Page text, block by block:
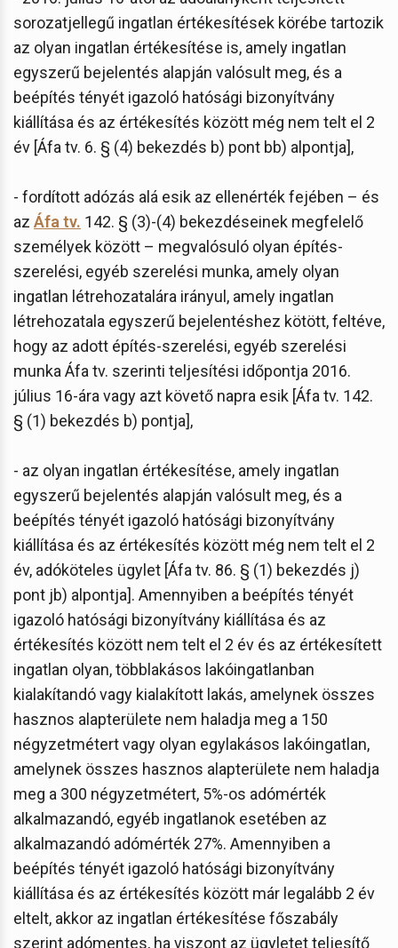
sorozatjellegű ingatlan értékesítések körébe tartozik
az olyan ingatlan értékesítése is, amely ingatlan
egyszerű bejelentés alapján valósult meg, és a
beépítés tényét igazoló hatósági bizonyítvány
kiállítása és az értékesítés között még nem telt el 2
év [Áfa tv. 6. § (4) bekezdés b) pont bb) alpontja],
- fordított adózás alá esik az ellenérték fejében – és
az Áfa tv. 142. § (3)-(4) bekezdéseinek megfelelő
személyek között – megvalósuló olyan építés-
szerelési, egyéb szerelési munka, amely olyan
ingatlan létrehozatalára irányul, amely ingatlan
létrehozatala egyszerű bejelentéshez kötött, feltéve,
hogy az adott építés-szerelési, egyéb szerelési
munka Áfa tv. szerinti teljesítési időpontja 2016.
július 16-ára vagy azt követő napra esik [Áfa tv. 142.
§ (1) bekezdés b) pontja],
- az olyan ingatlan értékesítése, amely ingatlan
egyszerű bejelentés alapján valósult meg, és a
beépítés tényét igazoló hatósági bizonyítvány
kiállítása és az értékesítés között még nem telt el 2
év, adóköteles ügylet [Áfa tv. 86. § (1) bekezdés j)
pont jb) alpontja]. Amennyiben a beépítés tényét
igazoló hatósági bizonyítvány kiállítása és az
értékesítés között nem telt el 2 év és az értékesített
ingatlan olyan, többlakásos lakóingatlanban
kialakítandó vagy kialakított lakás, amelynek összes
hasznos alapterülete nem haladja meg a 150
négyzetmétert vagy olyan egylakásos lakóingatlan,
amelynek összes hasznos alapterülete nem haladja
meg a 300 négyzetmétert, 5%-os adómérték
alkalmazandó, egyéb ingatlanok esetében az
alkalmazandó adómérték 27%. Amennyiben a
beépítés tényét igazoló hatósági bizonyítvány
kiállítása és az értékesítés között már legalább 2 év
eltelt, akkor az ingatlan értékesítése főszabály
szerint adómentes, ha viszont az ügyletet teljesítő